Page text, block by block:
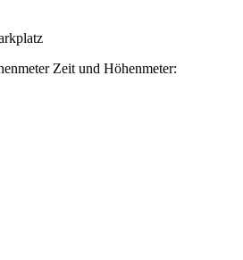
Zeit und Höhenmeter: